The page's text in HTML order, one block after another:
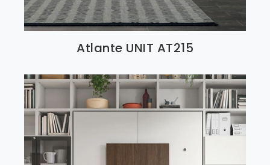
Atlante UNIT AT215